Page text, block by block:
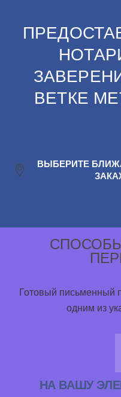
ВЕТКЕ
ВЫБЕРИТЕ
Готовый письменный
одним из
НА ВАШУ